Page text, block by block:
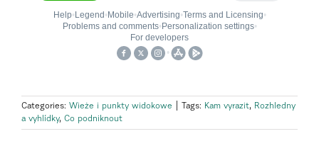
Categories: Wieże i punkty widokowe Tags: Kam vyrazit, Rozhledny
a vyhlídky, Co podniknout